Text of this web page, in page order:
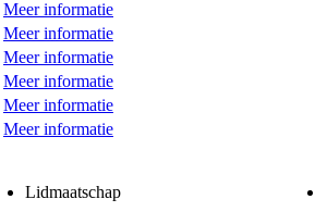
Meer informatie
Meer informatie
Meer informatie
Meer informatie
Meer informatie
Meer informatie
Lidmaatschap